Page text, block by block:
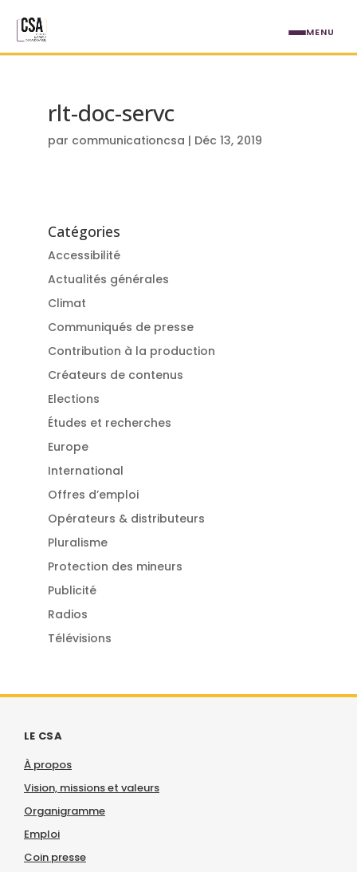
rlt-doc-servc
par communicationcsa | Déc 13, 2019
Catégories
Accessibilité
Actualités générales
Climat
Communiqués de presse
Contribution à la production
Créateurs de contenus
Elections
Études et recherches
Europe
International
Offres d’emploi
Opérateurs & distributeurs
Pluralisme
Protection des mineurs
Publicité
Radios
Télévisions
LE CSA
À propos
Vision, missions et valeurs
Organigramme
Emploi
Coin presse
MENU